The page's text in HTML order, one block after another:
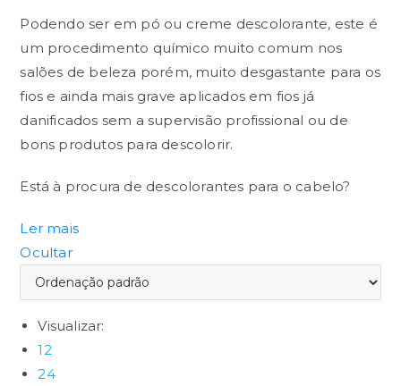
Podendo ser em pó ou creme descolorante, este é
um procedimento químico muito comum nos
salões de beleza porém, muito desgastante para os
fios e ainda mais grave aplicados em fios já
danificados sem a supervisão profissional ou de
bons produtos para descolorir.
Está à procura de descolorantes para o cabelo?
Pó Descolorante Vs Creme
Descolorante
Ler mais
Ocultar
Visualizar:
12
24